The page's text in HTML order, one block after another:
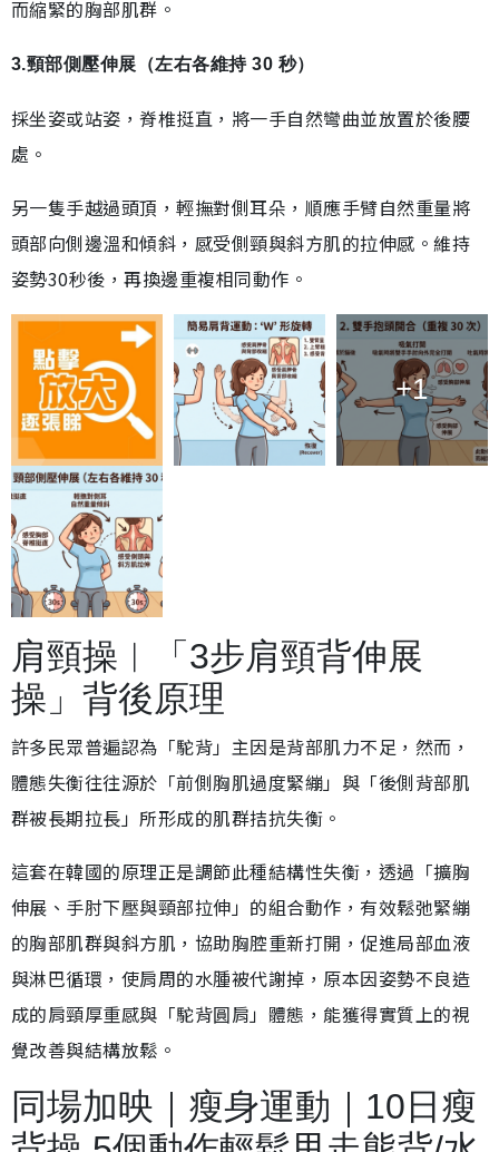
而縮緊的胸部肌群。
3.頸部側壓伸展（左右各維持 30 秒）
採坐姿或站姿，脊椎挺直，將一手自然彎曲並放置於後腰
處。
另一隻手越過頭頂，輕撫對側耳朵，順應手臂自然重量將
頭部向側邊溫和傾斜，感受側頸與斜方肌的拉伸感。維持
姿勢30秒後，再換邊重複相同動作。
+1
肩頸操︱「3步肩頸背伸展
操」背後原理
許多民眾普遍認為「駝背」主因是背部肌力不足，然而，
體態失衡往往源於「前側胸肌過度緊繃」與「後側背部肌
群被長期拉長」所形成的肌群拮抗失衡。
這套在韓國的原理正是調節此種結構性失衡，透過「擴胸
伸展、手肘下壓與頸部拉伸」的組合動作，有效鬆弛緊繃
的胸部肌群與斜方肌，協助胸腔重新打開，促進局部血液
與淋巴循環，使肩周的水腫被代謝掉，原本因姿勢不良造
成的肩頸厚重感與「駝背圓肩」體態，能獲得實質上的視
覺改善與結構放鬆。
同場加映｜瘦身運動｜10日瘦